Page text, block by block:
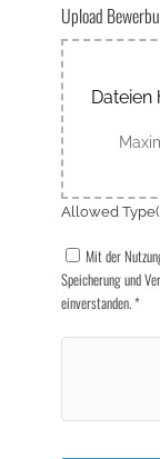
Upload
Dateien
Allowed
Mit der
Speicherung und
einverstanden.*